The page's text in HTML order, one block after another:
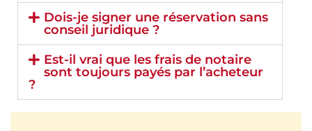
Dois-je signer une réservation sans
conseil juridique ?
Est-il vrai que les frais de notaire
sont toujours payés par l’acheteur
?